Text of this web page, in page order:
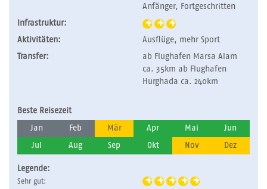
Anfänger, Fortgeschritten
Infrastruktur:
Aktivitäten:
Ausflüge, mehr Sport
Transfer:
ab Flughafen Marsa Alam
ca. 35km ab Flughafen
Hurghada ca. 240km
Beste Reisezeit
Jan Feb Mär Apr Mai Jun
Jul Aug Sep Okt Nov Dez
Legende:
Sehr gut: